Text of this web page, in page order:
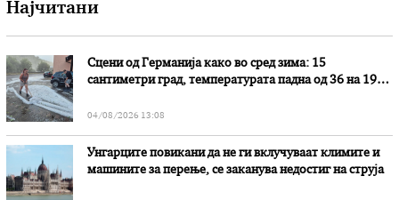
Најчитани
Сцени од Германија како во сред зима: 15
сантиметри град, температурата падна од 36 на 19
04/08/2026 13:08
Унгарците повикани да не ги вклучуваат климите и
машините за перење, се заканува недостиг на струја